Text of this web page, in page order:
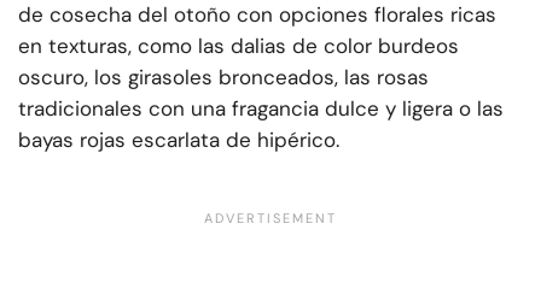
de cosecha del otoño con opciones florales ricas
en texturas, como las dalias de color burdeos
oscuro, los girasoles bronceados, las rosas
tradicionales con una fragancia dulce y ligera o las
bayas rojas escarlata de hipérico.